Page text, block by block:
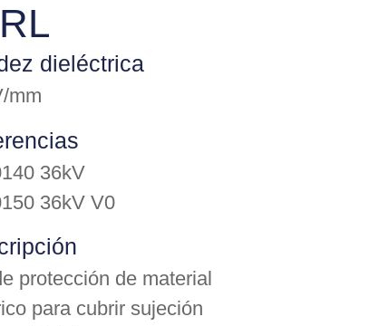
dieléctrica
mm
36kV
36kV V0
protección de material
para cubrir sujeción